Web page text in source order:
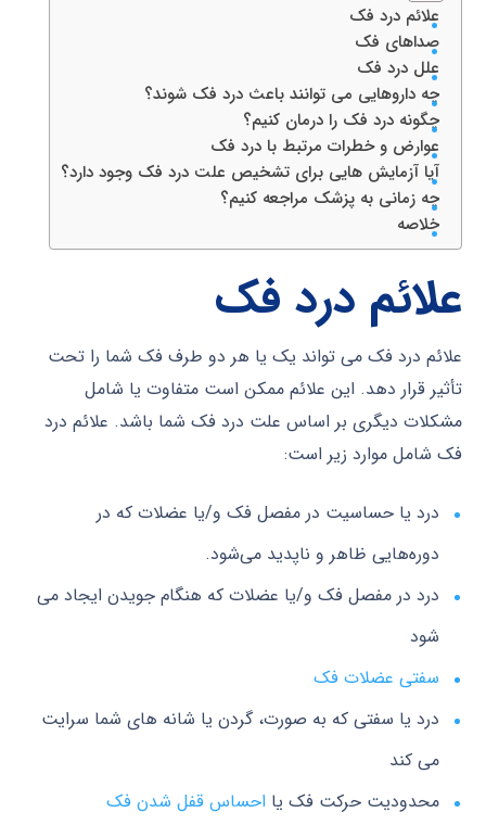
علائم درد فک
صداهای فک
علل درد فک
چه داروهایی می توانند باعث درد فک شوند؟
چگونه درد فک را درمان کنیم؟
عوارض و خطرات مرتبط با درد فک
آیا آزمایش هایی برای تشخیص علت درد فک وجود دارد؟
چه زمانی به پزشک مراجعه کنیم؟
خلاصه
علائم درد فک
علائم درد فک می تواند یک یا هر دو طرف فک شما را تحت
تأثیر قرار دهد. این علائم ممکن است متفاوت یا شامل
مشکلات دیگری بر اساس علت درد فک شما باشد. علائم درد
فک شامل موارد زیر است:
درد یا حساسیت در مفصل فک و/یا عضلات که در
دوره‌هایی ظاهر و ناپدید می‌شود.
درد در مفصل فک و/یا عضلات که هنگام جویدن ایجاد می
شود
سفتی عضلات فک
درد یا سفتی که به صورت، گردن یا شانه های شما سرایت
می کند
محدودیت حرکت فک یا احساس قفل شدن فک